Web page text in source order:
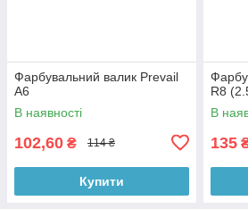
Фарбувальний валик Prevail
A6
В наявності
102,60 ₴ 114 ₴
Купити
R8
В
135